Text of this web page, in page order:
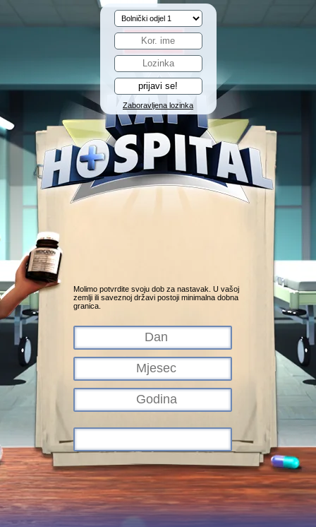
Zaboravljena lozinka
Molimo potvrdite svoju dob za nastavak. U vašoj
zemlji ili saveznoj državi postoji minimalna dobna
granica.